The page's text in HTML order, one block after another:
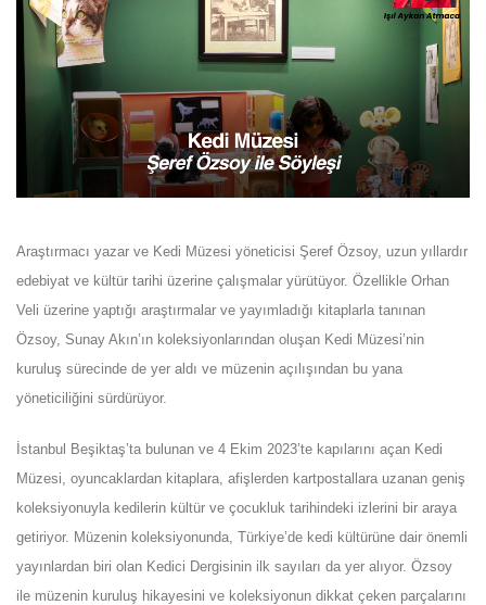
Araştırmacı yazar ve Kedi Müzesi yöneticisi Şeref Özsoy, uzun yıllardır
edebiyat ve kültür tarihi üzerine çalışmalar yürütüyor. Özellikle Orhan
Veli üzerine yaptığı araştırmalar ve yayımladığı kitaplarla tanınan
Özsoy, Sunay Akın’ın koleksiyonlarından oluşan Kedi Müzesi’nin
kuruluş sürecinde de yer aldı ve müzenin açılışından bu yana
yöneticiliğini sürdürüyor.
İstanbul Beşiktaş’ta bulunan ve 4 Ekim 2023’te kapılarını açan Kedi
Müzesi, oyuncaklardan kitaplara, afişlerden kartpostallara uzanan geniş
koleksiyonuyla kedilerin kültür ve çocukluk tarihindeki izlerini bir araya
getiriyor. Müzenin koleksiyonunda, Türkiye’de kedi kültürüne dair önemli
yayınlardan biri olan Kedici Dergisinin ilk sayıları da yer alıyor. Özsoy
ile müzenin kuruluş hikayesini ve koleksiyonun dikkat çeken parçalarını